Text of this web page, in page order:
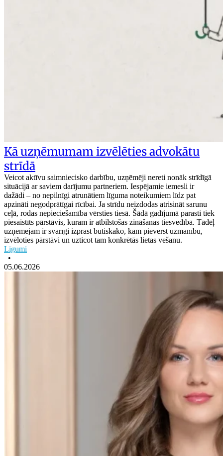
Kā uzņēmumam izvēlēties advokātu
strīdā
Veicot aktīvu saimniecisko darbību, uzņēmēji nereti nonāk strīdīgā
situācijā ar saviem darījumu partneriem. Iespējamie iemesli ir
dažādi – no nepilnīgi atrunātiem līguma noteikumiem līdz pat
apzināti negodprātīgai rīcībai. Ja strīdu neizdodas atrisināt sarunu
ceļā, rodas nepieciešamība vērsties tiesā. Šādā gadījumā parasti tiek
piesaistīts pārstāvis, kuram ir atbilstošas zināšanas tiesvedībā. Tādēļ
uzņēmējam ir svarīgi izprast būtiskāko, kam pievērst uzmanību,
izvēloties pārstāvi un uzticot tam konkrētās lietas vešanu.
Līgumi
•
05.06.2026